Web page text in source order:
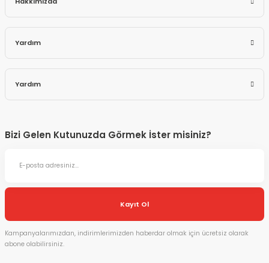
Yardım
Yardım
Bizi Gelen Kutunuzda Görmek İster misiniz?
Kayıt Ol
Kampanyalarımızdan, indirimlerimizden haberdar olmak için ücretsiz olarak
abone olabilirsiniz.